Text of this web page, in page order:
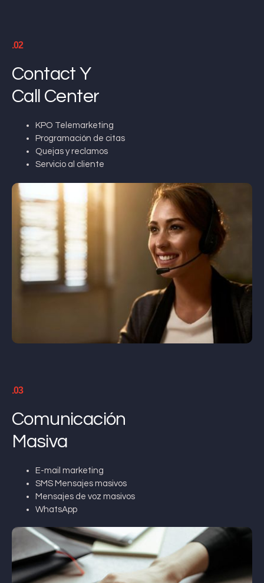
.02
Contact Y
Call Center
KPO Telemarketing
Programación de citas
Quejas y reclamos
Servicio al cliente
.03
Comunicación
Masiva
E-mail marketing
SMS Mensajes masivos
Mensajes de voz masivos
WhatsApp